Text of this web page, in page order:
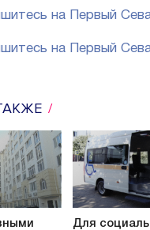
на Первый
на Первый
Для